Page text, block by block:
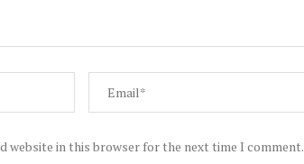
website in this browser for the next time I comment.